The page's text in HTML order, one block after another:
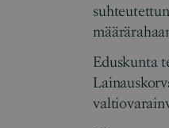
Eduskunta